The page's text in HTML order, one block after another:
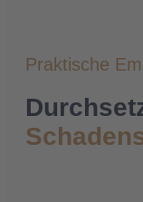
Praktische